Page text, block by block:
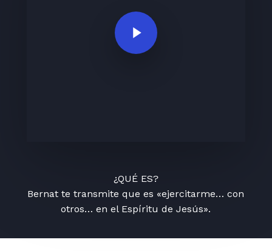
Play Video
¿QUÉ ES?
Bernat te transmite que es «ejercitarme… con
otros… en el Espíritu de Jesús».